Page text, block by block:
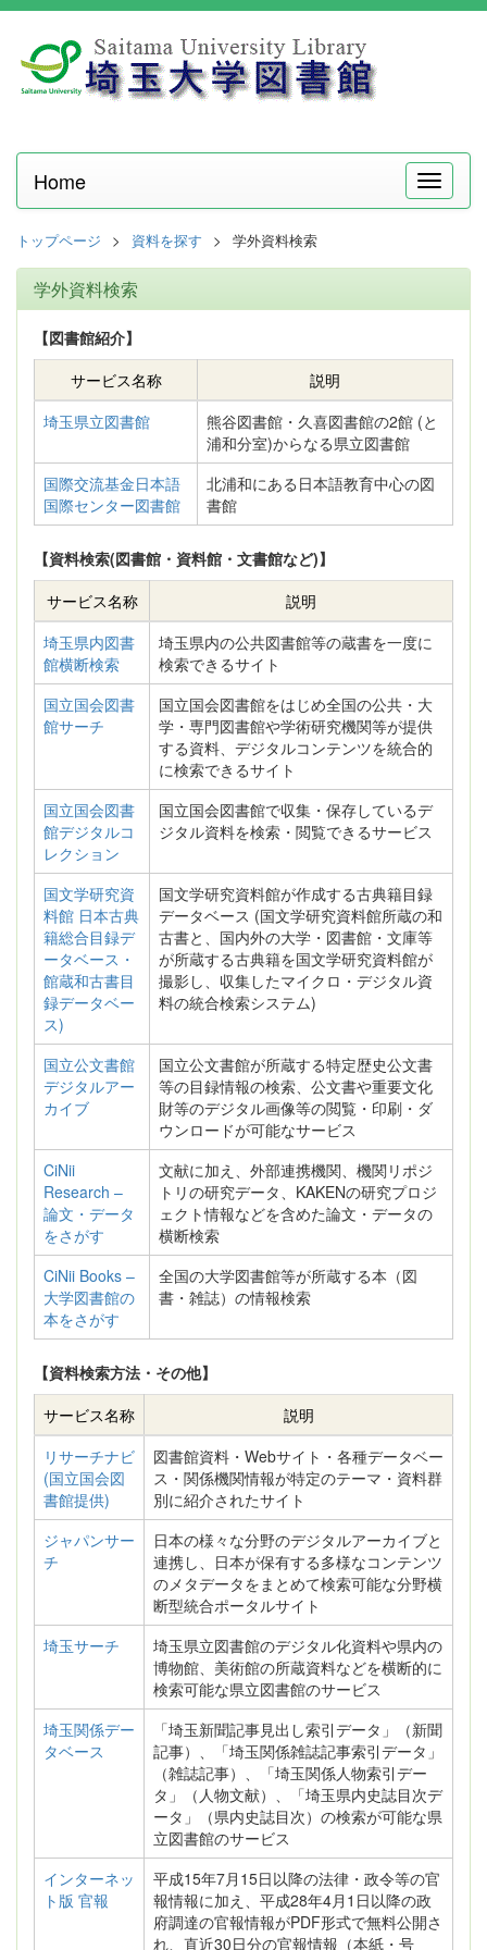
メ
ニ
Home
トップページ 資料を探す 学外資料検索
学外資料検索
【図書館紹介】
サービス名称
説明
埼玉県立図書館
熊谷図書館・久喜図書館の2館 (と
浦和分室)からなる県立図書館
国際交流基金日本語
国際センター図書館
北浦和にある日本語教育中心の図
書館
【資料検索(図書館・資料館・文書館など)】
サービス名称
説明
埼玉県内図書
館横断検索
埼玉県内の公共図書館等の蔵書を一度に
検索できるサイト
国立国会図書
館サーチ
国立国会図書館をはじめ全国の公共・大
学・専門図書館や学術研究機関等が提供
する資料、デジタルコンテンツを統合的
に検索できるサイト
国立国会図書
館デジタルコ
レクション
国立国会図書館で収集・保存しているデ
ジタル資料を検索・閲覧できるサービス
国文学研究資
料館 日本古典
籍総合目録デ
ータベース・
館蔵和古書目
録データベー
ス)
国文学研究資料館が作成する古典籍目録
データベース (国文学研究資料館所蔵の和
古書と、国内外の大学・図書館・文庫等
が所蔵する古典籍を国文学研究資料館が
撮影し、収集したマイクロ・デジタル資
料の統合検索システム)
国立公文書館
デジタルアー
カイブ
国立公文書館が所蔵する特定歴史公文書
等の目録情報の検索、公文書や重要文化
財等のデジタル画像等の閲覧・印刷・ダ
ウンロードが可能なサービス
CiNii
Research –
論文・データ
をさがす
文献に加え、外部連携機関、機関リポジ
トリの研究データ、KAKENの研究プロジ
ェクト情報などを含めた論文・データの
横断検索
CiNii Books –
大学図書館の
本をさがす
全国の大学図書館等が所蔵する本（図
書・雑誌）の情報検索
【資料検索方法・その他】
サービス名称
説明
リサーチナビ
(国立国会図
書館提供)
図書館資料・Webサイト・各種データベー
ス・関係機関情報が特定のテーマ・資料群
別に紹介されたサイト
ジャパンサー
チ
日本の様々な分野のデジタルアーカイブと
連携し、日本が保有する多様なコンテンツ
のメタデータをまとめて検索可能な分野横
断型統合ポータルサイト
埼玉サーチ
埼玉県立図書館のデジタル化資料や県内の
博物館、美術館の所蔵資料などを横断的に
検索可能な県立図書館のサービス
埼玉関係デー
タベース
「埼玉新聞記事見出し索引データ」（新聞
記事）、「埼玉関係雑誌記事索引データ」
（雑誌記事）、「埼玉関係人物索引デー
タ」（人物文献）、「埼玉県内史誌目次デ
ータ」（県内史誌目次）の検索が可能な県
立図書館のサービス
インターネッ
ト版 官報
平成15年7月15日以降の法律・政令等の官
報情報に加え、平成28年4月1日以降の政
府調達の官報情報がPDF形式で無料公開さ
れ、直近30日分の官報情報（本紙・号